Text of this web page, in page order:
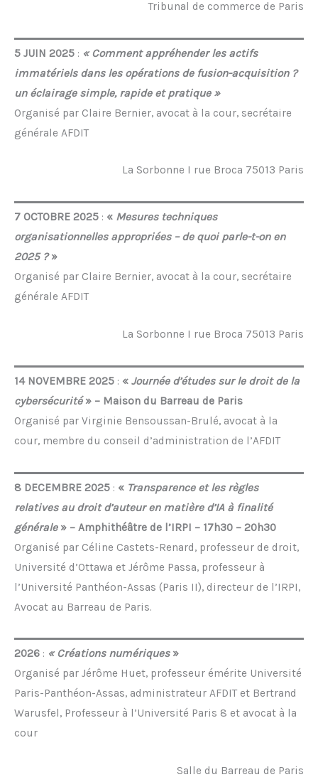
Tribunal de commerce de Paris
5 JUIN 2025 : « Comment appréhender les actifs
immatériels dans les opérations de fusion-acquisition ?
un éclairage simple, rapide et pratique »
Organisé par Claire Bernier, avocat à la cour, secrétaire
générale AFDIT
La Sorbonne I rue Broca 75013 Paris
7 OCTOBRE 2025 : « Mesures techniques
organisationnelles appropriées – de quoi parle-t-on en
2025 ?»
Organisé par Claire Bernier, avocat à la cour, secrétaire
générale AFDIT
La Sorbonne I rue Broca 75013 Paris
14 NOVEMBRE 2025 : « Journée d’études sur le droit de la
cybersécurité» – Maison du Barreau de Paris
Organisé par Virginie Bensoussan-Brulé, avocat à la
cour, membre du conseil d’administration de l’AFDIT
8 DECEMBRE 2025 : « Transparence et les règles
relatives au droit d’auteur en matière d’IA à finalité
générale» – Amphithéâtre de l’IRPI – 17h30 – 20h30
Organisé par Céline Castets-Renard, professeur de droit,
Université d’Ottawa et Jérôme Passa, professeur à
l’Université Panthéon-Assas (Paris II), directeur de l’IRPI,
Avocat au Barreau de Paris.
2026 : « Créations numériques »
Organisé par Jérôme Huet, professeur émérite Université
Paris-Panthéon-Assas, administrateur AFDIT et Bertrand
Warusfel, Professeur à l’Université Paris 8 et avocat à la
cour
Salle du Barreau de Paris